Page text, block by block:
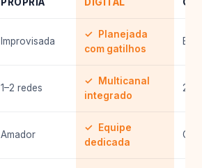
PRÓPRIA
DIGITAL
Improvisada
✓
Planejada
com gatilhos
1–2 redes
✓
Multicanal
integrado
2–3
Amador
✓
Equipe
dedicada